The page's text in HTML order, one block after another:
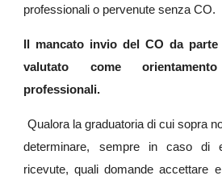
professionali o pervenute senza CO.
Il mancato invio del CO da
valutato come
professionali.
Qualora la graduatoria di cui sopra
determinare, sempre in caso di
ricevute, quali domande accettare